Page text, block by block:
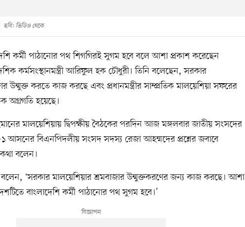
ছবি: ভিডিও থেকে
কর্মী পাঠানোর পথ শিগগিরই সুগম হবে বলে আশা প্রকাশ করেছেন
কর্মসংস্থানমন্ত্রী আরিফুল হক চৌধুরী। তিনি বলেছেন, সরকার
উন্মুক্ত করতে কাজ করছে এবং প্রধানমন্ত্রীর সাম্প্রতিক মালয়েশিয়া সফরের
অগ্রগতি হয়েছে।
মালয়েশিয়ায় দ্বিপক্ষীয় বৈঠকের পরদিন আজ মঙ্গলবার জাতীয় সংসদের
১ আসনের বিএনপিদলীয় সংসদ সদস্য রেজা আহম্মদের প্রশ্নের জবাবে
কথা বলেন।
‘সরকার মালয়েশিয়ার শ্রমবাজার উন্মুক্তকরণের জন্য কাজ করছে। আশা
বাংলাদেশি কর্মী পাঠানোর পথ সুগম হবে।’